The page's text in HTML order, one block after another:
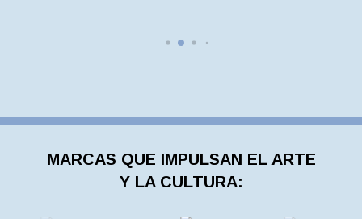
MARCAS QUE IMPULSAN EL ARTE
Y LA CULTURA: